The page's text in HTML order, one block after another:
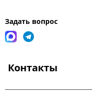
Задать вопрос
Контакты